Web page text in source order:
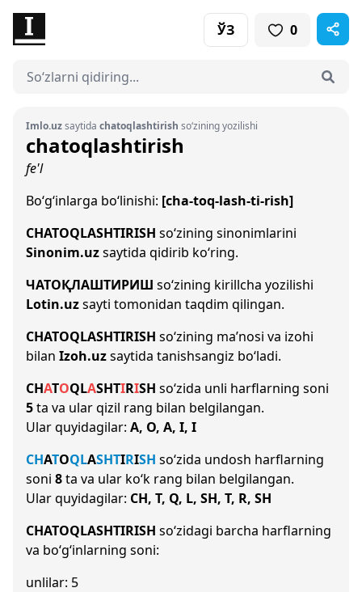
ЎЗ 0
Imlo.uzsaytida chatoqlashtirish so‘zining yozilishi
chatoqlashtirish
fe'l
Bo‘g‘inlarga bo‘linishi: [cha-toq-lash-ti-rish]
CHATOQLASHTIRISH so‘zining sinonimlarini
Sinonim.uzsaytida qidirib ko‘ring.
ЧАТОҚЛАШТИРИШ so‘zining kirillcha yozilishi
Lotin.uzsayti tomonidan taqdim qilingan.
CHATOQLASHTIRISH so‘zining ma’nosi va izohi
bilan Izoh.uzsaytida tanishsangiz bo‘ladi.
CHATOQLASHTIRISH so‘zida unli harflarning soni
5ta va ular qizil rang bilan belgilangan.
Ular quyidagilar: A, O, A, I, I
CHATOQLASHTIRISH so‘zida undosh harflarning
soni 8ta va ular ko‘k rang bilan belgilangan.
Ular quyidagilar: CH, T, Q, L, SH, T, R, SH
CHATOQLASHTIRISH so‘zidagi barcha harflarning
va bo‘g‘inlarning soni:
unlilar: 5